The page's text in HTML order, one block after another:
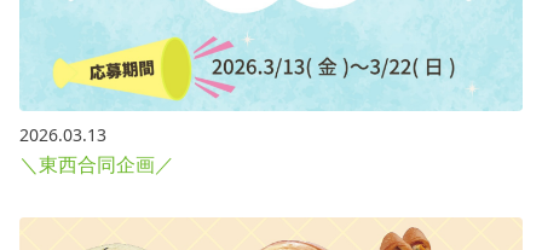
2026.03.13
＼東西合同企画／